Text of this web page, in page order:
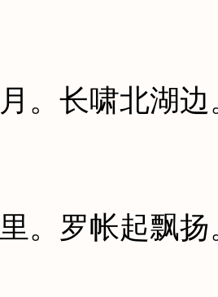
。长啸北湖
。罗帐起飘